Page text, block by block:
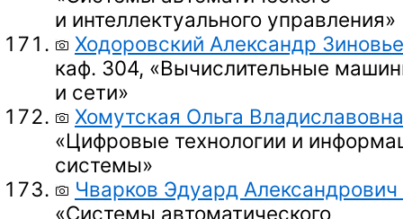
и интеллектуального управления»
Ходоровский Александр
каф. 304, «Вычислительные
и сети»
Хомутская Ольга Владиславовна
«Цифровые технологии и
системы»
Чварков Эдуард Александрович
«Системы автоматического